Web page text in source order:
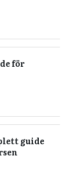
för
guide